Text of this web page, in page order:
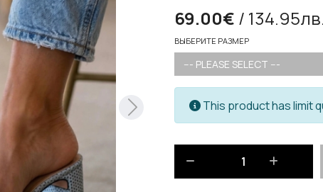
69.00€ / 134.95лв.
ВЫБЕРИТЕ РАЗМЕР
--- PLEASE SELECT ---
This product has limit